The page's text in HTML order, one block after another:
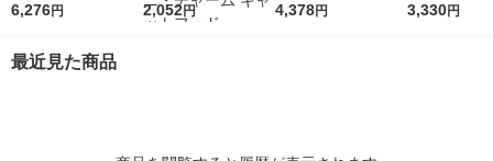
ケア チキン 2kg 3袋
オシ）
6,276円
かつお・煮干し・白身
2,052円
シュ味 6kg（500g×12
4,378円
ろ＋かつお＋
3,330円
最近見た商品